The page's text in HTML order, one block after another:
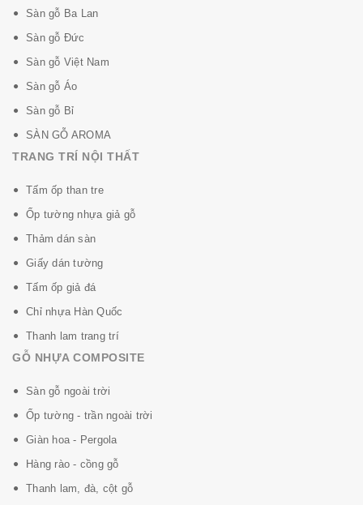
Sàn gỗ Ba Lan
Sàn gỗ Đức
Sàn gỗ Việt Nam
Sàn gỗ Áo
Sàn gỗ Bỉ
SÀN GỖ AROMA
TRANG TRÍ NỘI THẤT
Tấm ốp than tre
Ốp tường nhựa giả gỗ
Thảm dán sàn
Giấy dán tường
Tấm ốp giả đá
Chỉ nhựa Hàn Quốc
Thanh lam trang trí
GỖ NHỰA COMPOSITE
Sàn gỗ ngoài trời
Ốp tường - trần ngoài trời
Giàn hoa - Pergola
Hàng rào - cồng gỗ
Thanh lam, đà, cột gỗ